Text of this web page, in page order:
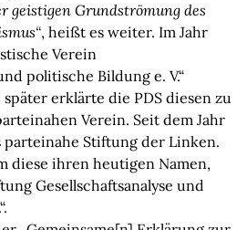
geistigen Grundströmung des
, heißt es weiter. Im Jahr
Verein
politische Bildung e. V.“
erklärte die PDS diesen zu
Verein. Seit dem Jahr
Stiftung der Linken.
diese ihren heutigen Namen,
Gesellschaftsanalyse und